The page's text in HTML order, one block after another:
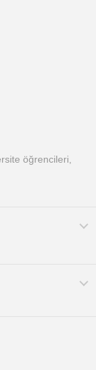
öğrencileri,